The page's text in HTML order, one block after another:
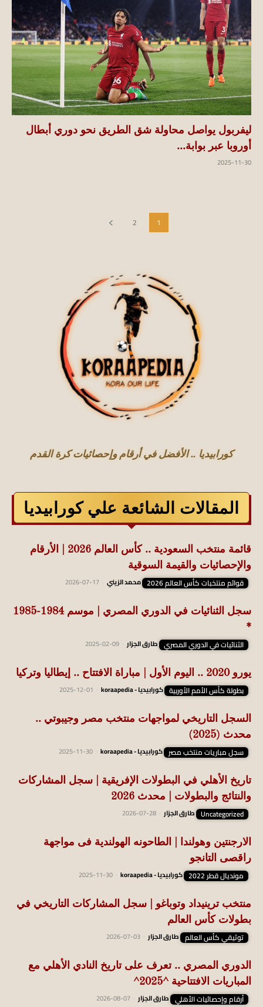
ليفربول يواصل محاولة شق الطريق نحو دوري أبطال
أوروبا عبر بوابة...
2025-11-30
1
2
كورابيديا .. الأفضل في أرقام وإحصائيات كرة القدم
المقالات الشائعة علي كورابيديا
قائمة منتخب السعودية .. كأس العالم 2026 | الأرقام
والإحصائيات والقيمة السوقية
قوائم منتخبات كأس العالم 2026 محمد الزيني 2026-07-17
سجل الثنائيات في الدوري المصري | موسم 1984-1985
*
الثنائيات في الدوري المصري طارق الجزار 2025-02-09
يورو 2020 .. اليوم الأول | مباراة الافتتاح .. إيطاليا وتركيا
بطولة كأس الأمم الأوربية كورابيديا - koraapedia 2025-12-01
السجل التاريخي لمواجهات منتخب مصر وجيبوتي ..
محدث (2025)
سجل مباريات منتخب مصر كورابيديا - koraapedia 2025-11-30
تاريخ الأهلي في البطولات الإفريقية | سجل المشاركات
والنتائج والبطولات | محدث 2026
Uncategorized طارق الجزار 2026-07-28
الارجنتين وهولندا | الطاحونه الهولندية فى مواجهة
راقصى التانجو
مونديال قطر 2022 كورابيديا - koraapedia 2025-11-30
منتخب ترينيداد وتوباغو | سجل المشاركات التاريخي في
بطولات كأس العالم
توثيقي كأس العالم طارق الجزار 2026-07-03
الدوري المصري .. تعرف على تاريخ النادي الأهلي مع
المباريات الافتتاحية ^2025^
أرقام وإحصائيات الأهلي طارق الجزار 2026-08-07